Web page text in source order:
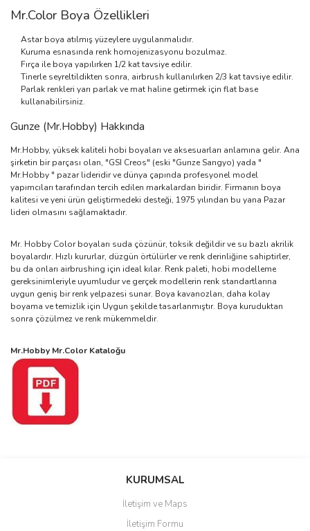
Mr.Color Boya Özellikleri
Astar boya atılmış yüzeylere uygulanmalıdır.
Kuruma esnasında renk homojenizasyonu bozulmaz.
Fırça ile boya yapılırken 1/2 kat tavsiye edilir.
Tinerle seyreltildikten sonra, airbrush kullanılırken 2/3 kat tavsiye edilir.
Parlak renkleri yarı parlak ve mat haline getirmek için flat base
kullanabilirsiniz.
Gunze (Mr.Hobby) Hakkında
Mr.Hobby, yüksek kaliteli hobi boyaları ve aksesuarları anlamına gelir. Ana
şirketin bir parçası olan, "GSI Creos" (eski "Gunze Sangyo) yada "
Mr.Hobby " pazar lideridir ve dünya çapında profesyonel model
yapımcıları tarafından tercih edilen markalardan biridir. Firmanın boya
kalitesi ve yeni ürün geliştirmedeki desteği, 1975 yılından bu yana Pazar
lideri olmasını sağlamaktadır.
Mr. Hobby Color boyaları suda çözünür, toksik değildir ve su bazlı akrilik
boyalardır. Hızlı kururlar, düzgün örtülürler ve renk derinliğine sahiptirler,
bu da onları airbrushing için ideal kılar. Renk paleti, hobi modelleme
gereksinimleriyle uyumludur ve gerçek modellerin renk standartlarına
uygun geniş bir renk yelpazesi sunar. Boya kavanozları, daha kolay
boyama ve temizlik için Uygun şekilde tasarlanmıştır. Boya kuruduktan
sonra çözülmez ve renk mükemmeldir.
Mr.Hobby Mr.Color Kataloğu
Bu ürüne ilk yorumu siz yapın!
Yorum Yaz
KURUMSAL
İletişim ve Maps
İletişim Formu